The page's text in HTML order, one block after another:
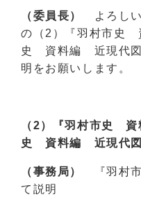
（委員長）
よろし
の（2）『羽村市史
史 資料編 近現代図
明をお願いします。
（2）『羽村市史
史 資料編 近現代図
（事務局）
『羽
て説明